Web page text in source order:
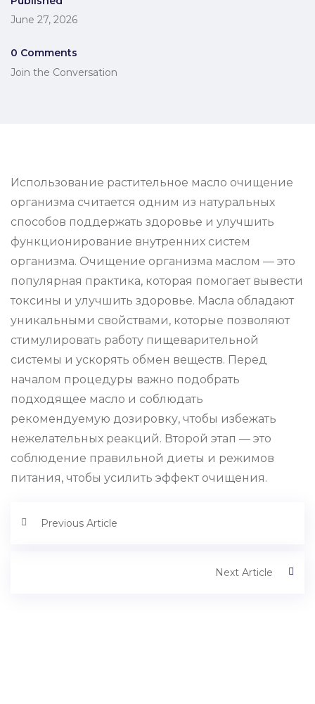
June 27, 2026
0 Comments
Join the Conversation
Использование растительное масло очищение
организма считается одним из натуральных
способов поддержать здоровье и улучшить
функционирование внутренних систем
организма. Очищение организма маслом — это
популярная практика, которая помогает вывести
токсины и улучшить здоровье. Масла обладают
уникальными свойствами, которые позволяют
стимулировать работу пищеварительной
системы и ускорять обмен веществ. Перед
началом процедуры важно подобрать
подходящее масло и соблюдать
рекомендуемую дозировку, чтобы избежать
нежелательных реакций. Второй этап — это
соблюдение правильной диеты и режимов
питания, чтобы усилить эффект очищения.
Previous Article
Next Article